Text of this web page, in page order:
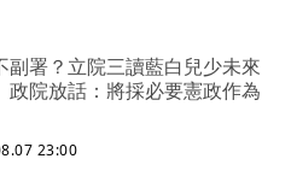
副署？立院三讀藍白兒少未來
院放話：將採必要憲政作為
23:00